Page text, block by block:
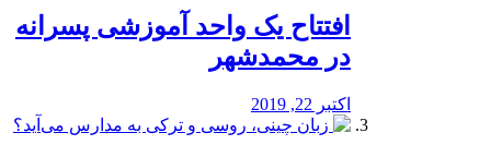
افتتاح یک واحد آموزشی پسرانه
در محمدشهر
اکتبر 22, 2019